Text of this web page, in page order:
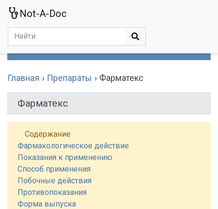
Not-A-Doc
Главная Препараты Фарматекс
Фарматекс
Содержание
Фармакологическое действие
Показания к применению
Способ применения
Побочные действия
Противопоказания
Форма выпуска